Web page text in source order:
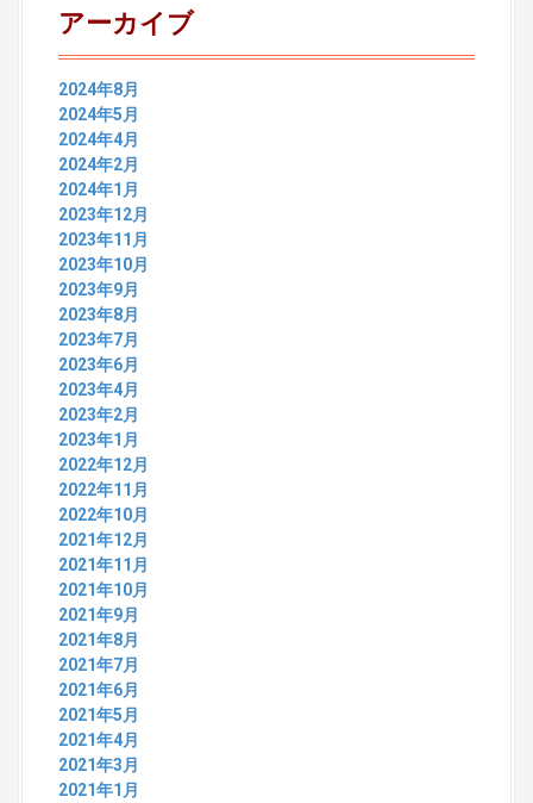
c
h
f
o
r
:
アーカイブ
2024年8月
2024年5月
2024年4月
2024年2月
2024年1月
2023年12月
2023年11月
2023年10月
2023年9月
2023年8月
2023年7月
2023年6月
2023年4月
2023年2月
2023年1月
2022年12月
2022年11月
2022年10月
2021年12月
2021年11月
2021年10月
2021年9月
2021年8月
2021年7月
2021年6月
2021年5月
2021年4月
2021年3月
2021年1月